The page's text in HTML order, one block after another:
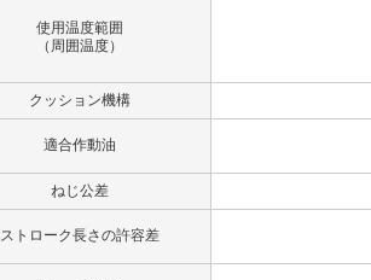
使用温度範囲
（周囲温度）
クッション機構
適合作動油
ねじ公差
ストローク長さの許容差